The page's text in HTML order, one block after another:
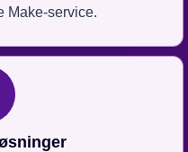
Make-service.